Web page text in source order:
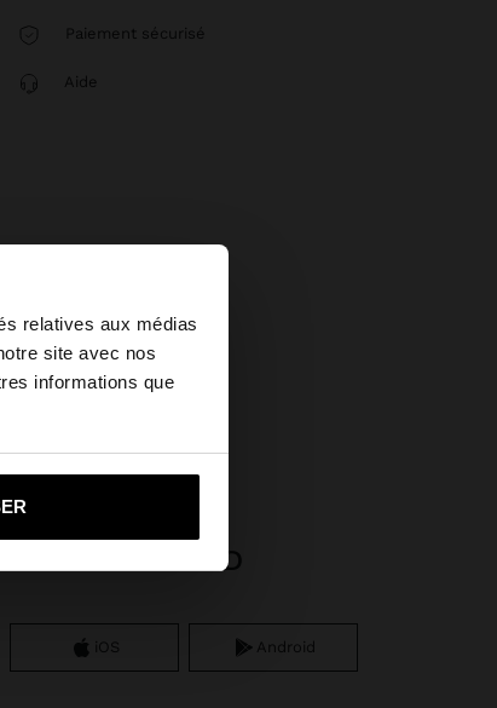
relatives aux médias
site avec nos
informations que
×
States?
United States
Paiement sécurisé
Aide
APP DOWNLOAD
iOS Android